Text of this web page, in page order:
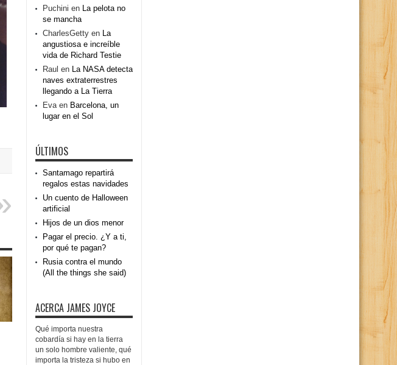
Puchini en La pelota no
se mancha
CharlesGetty en La
angustiosa e increíble
vida de Richard Testie
Raul en La NASA detecta
naves extraterrestres
llegando a La Tierra
Evaen Barcelona, un
lugar en el Sol
ÚLTIMOS
Santamago repartirá
regalos estas navidades
Un cuento de Halloween
artificial
Hijos de un dios menor
Pagar el precio. ¿Y a ti,
por qué te pagan?
Rusia contra el mundo
(All the things she said)
ACERCA JAMES JOYCE
Qué importa nuestra
cobardía si hay en la tierra
un solo hombre valiente, qué
importa la tristeza si hubo en